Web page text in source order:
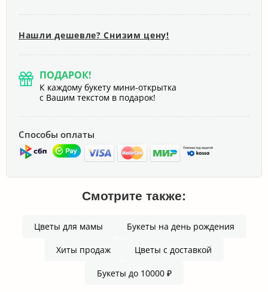
Нашли дешевле? Снизим цену!
ПОДАРОК!
К каждому букету мини-открытка
с Вашим текстом в подарок!
Способы оплаты
Смотрите также:
Цветы для мамы Букеты на день рождения
Хиты продаж Цветы с доставкой
Букеты до 10000 ₽